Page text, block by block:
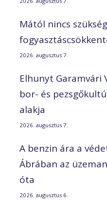
Mától nincs
2026. augusztus 7.
Elhunyt Garamvári
bor- és
alakja
2026. augusztus 7.
A benzin ára a
Ábrában az
óta
2026. augusztus 6.